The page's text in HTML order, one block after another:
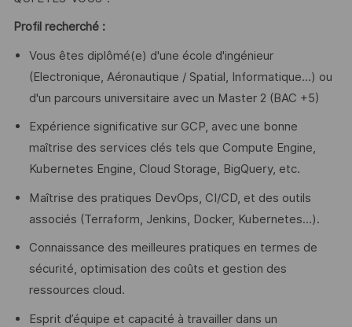
Profil recherché :
Vous êtes diplômé(e) d'une école d'ingénieur
(Electronique, Aéronautique / Spatial, Informatique…) ou
d'un parcours universitaire avec un Master 2 (BAC +5)
Expérience significative sur GCP, avec une bonne
maîtrise des services clés tels que Compute Engine,
Kubernetes Engine, Cloud Storage, BigQuery, etc.
Maîtrise des pratiques DevOps, CI/CD, et des outils
associés (Terraform, Jenkins, Docker, Kubernetes…).
Connaissance des meilleures pratiques en termes de
sécurité, optimisation des coûts et gestion des
ressources cloud.
Esprit d’équipe et capacité à travailler dans un